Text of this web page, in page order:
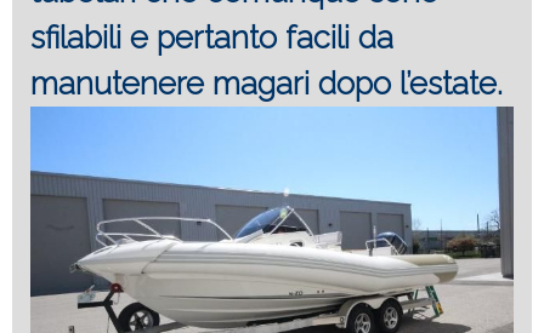
sfilabili e pertanto facili da
manutenere magari dopo l’estate.